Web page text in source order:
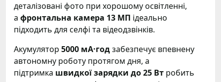
деталізовані фото при хорошому освітленні,
а фронтальна камера 13 МП ідеально
підходить для селфі та відеодзвінків.
Акумулятор 5000 мА·годзабезпечує впевнену
автономну роботу протягом дня, а
підтримка швидкої зарядки до 25 Вт робить